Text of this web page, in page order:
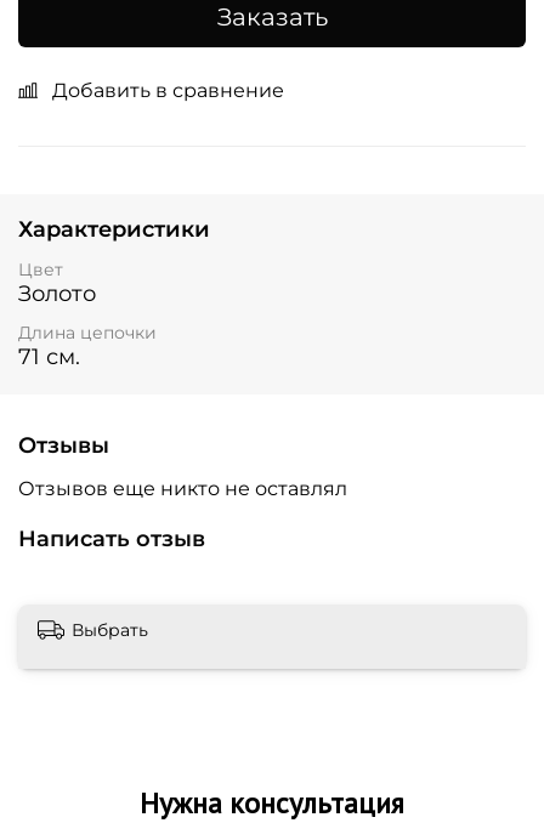
Заказать
Добавить в сравнение
Характеристики
Цвет
Золото
Длина цепочки
71 см.
Отзывы
Отзывов еще никто не оставлял
Написать отзыв
Выбрать
Нужна консультация